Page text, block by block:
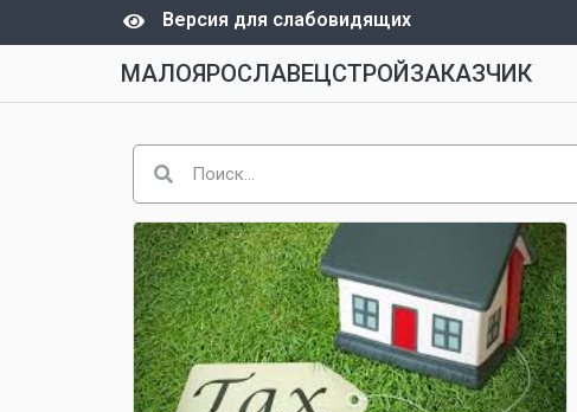
Версия для слабовидящих
МАЛОЯРОСЛАВЕЦСТРОЙЗАКАЗЧИК